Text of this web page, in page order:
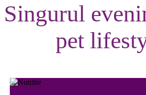
Singurul
pet